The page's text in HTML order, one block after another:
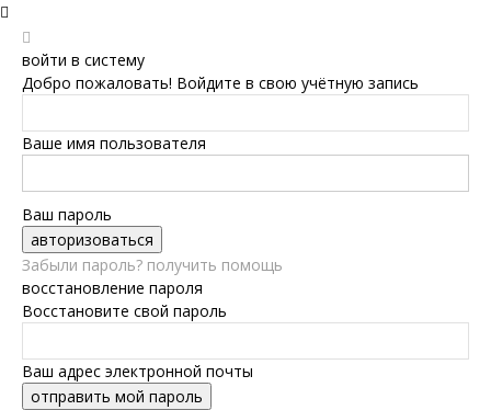
войти в систему
Добро пожаловать! Войдите в свою учётную запись
Ваше имя пользователя
Ваш пароль
Забыли пароль? получить помощь
восстановление пароля
Восстановите свой пароль
Ваш адрес электронной почты